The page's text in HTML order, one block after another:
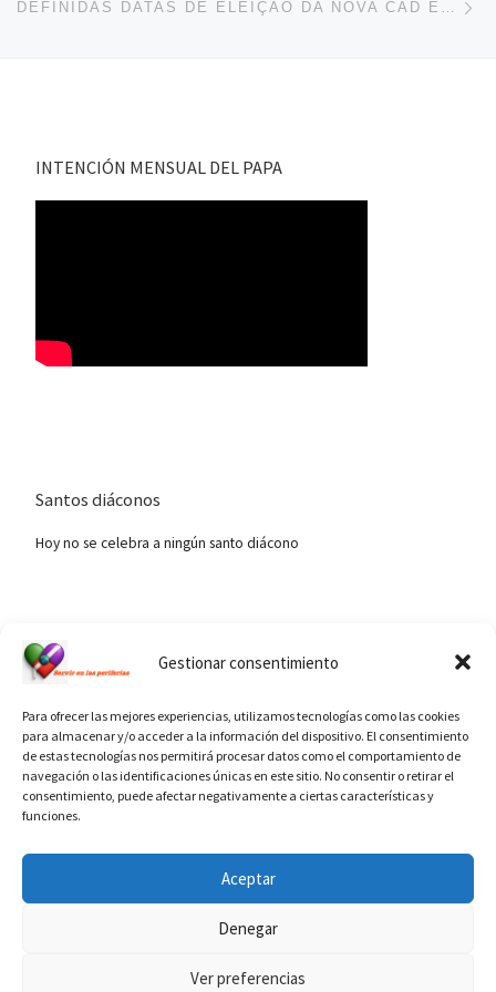
Gestionar consentimiento
Para ofrecer las mejores experiencias, utilizamos tecnologías como las cookies
para almacenar y/o acceder a la información del dispositivo. El consentimiento
de estas tecnologías nos permitirá procesar datos como el comportamiento de
navegación o las identificaciones únicas en este sitio. No consentir o retirar el
consentimiento, puede afectar negativamente a ciertas características y
funciones.
Aceptar
Denegar
Ver preferencias
DEFINIDAS DATAS DE ELEIÇÃO DA NOVA CAD E ORDENAÇÃO DE DIÁCONOS EM NATAL, BRASIL
INTENCIÓN MENSUAL DEL PAPA
Santos diáconos
Hoy no se celebra a ningún santo diácono